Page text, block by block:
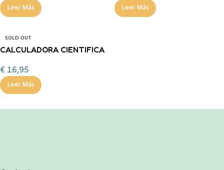
Leer Más Leer Más
SOLD OUT
CALCULADORA CIENTIFICA
€ 16,95
Leer Más